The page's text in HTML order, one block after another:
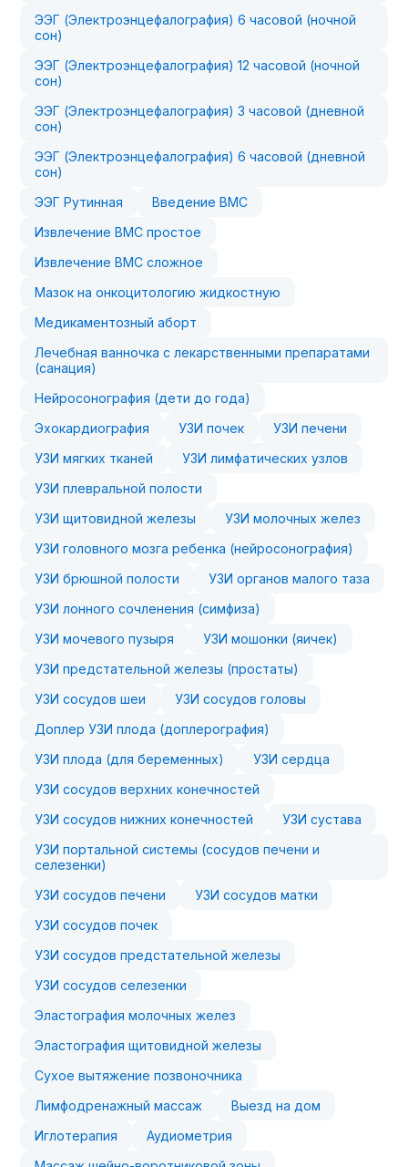
ЭЭГ (Электроэнцефалография) 6 часовой (ночной
сон)
ЭЭГ (Электроэнцефалография) 12 часовой (ночной
сон)
ЭЭГ (Электроэнцефалография) 3 часовой (дневной
сон)
ЭЭГ (Электроэнцефалография) 6 часовой (дневной
сон)
ЭЭГ Рутинная
Введение ВМС
Извлечение ВМС простое
Извлечение ВМС сложное
Мазок на онкоцитологию жидкостную
Медикаментозный аборт
Лечебная ванночка с лекарственными препаратами
(санация)
Нейросонография (дети до года)
Эхокардиография
УЗИ почек
УЗИ печени
УЗИ мягких тканей
УЗИ лимфатических узлов
УЗИ плевральной полости
УЗИ щитовидной железы
УЗИ молочных желез
УЗИ головного мозга ребенка (нейросонография)
УЗИ брюшной полости
УЗИ органов малого таза
УЗИ лонного сочленения (симфиза)
УЗИ мочевого пузыря
УЗИ мошонки (яичек)
УЗИ предстательной железы (простаты)
УЗИ сосудов шеи
УЗИ сосудов головы
Доплер УЗИ плода (доплерография)
УЗИ плода (для беременных)
УЗИ сердца
УЗИ сосудов верхних конечностей
УЗИ сосудов нижних конечностей
УЗИ сустава
УЗИ портальной системы (сосудов печени и
селезенки)
УЗИ сосудов печени
УЗИ сосудов матки
УЗИ сосудов почек
УЗИ сосудов предстательной железы
УЗИ сосудов селезенки
Эластография молочных желез
Эластография щитовидной железы
Сухое вытяжение позвоночника
Лимфодренажный массаж
Выезд на дом
Иглотерапия
Аудиометрия